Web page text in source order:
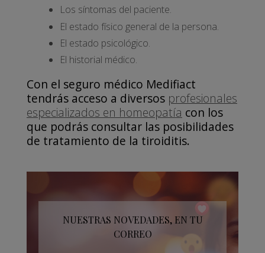
Los síntomas del paciente.
El estado físico general de la persona.
El estado psicológico.
El historial médico.
Con el seguro médico Medifiact
tendrás acceso a diversos profesionales
especializados en homeopatía con los
que podrás consultar las posibilidades
de tratamiento de la tiroiditis.
NUESTRAS NOVEDADES, EN TU
CORREO